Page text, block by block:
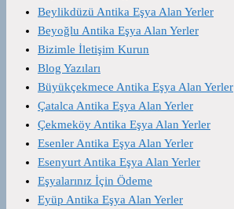
Beylikdüzü Antika Eşya Alan Yerler
Beyoğlu Antika Eşya Alan Yerler
Bizimle İletişim Kurun
Blog Yazıları
Büyükçekmece Antika Eşya Alan Yerler
Çatalca Antika Eşya Alan Yerler
Çekmeköy Antika Eşya Alan Yerler
Esenler Antika Eşya Alan Yerler
Esenyurt Antika Eşya Alan Yerler
Eşyalarınız İçin Ödeme
Eyüp Antika Eşya Alan Yerler